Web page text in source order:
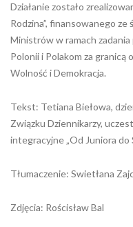
Działanie zostało
Rodzina”, finansowanego
Ministrów w ramach
Polonii i Polakom za granicą
Wolność i Demokracja.
Tekst: Tetiana Biełowa,
Związku Dziennikarzy,
integracyjne „Od Juniora do
Tłumaczenie: Swietłana
Zdjęcia: Rościsław Bal